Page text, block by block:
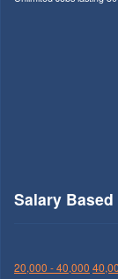
Salary Based
20,000 - 40,000